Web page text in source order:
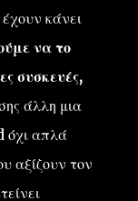
κάνει
να το
συσκευές,
άλλη μια
όχι απλά
αξίζουν τον